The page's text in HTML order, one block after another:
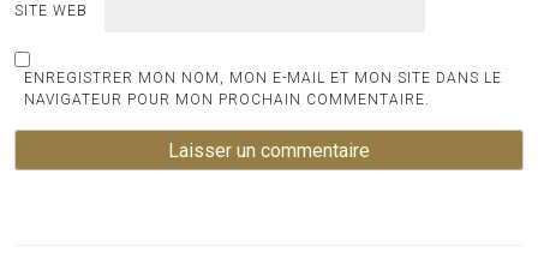
SITE WEB
ENREGISTRER MON NOM, MON E-MAIL ET MON SITE DANS LE
NAVIGATEUR POUR MON PROCHAIN COMMENTAIRE.